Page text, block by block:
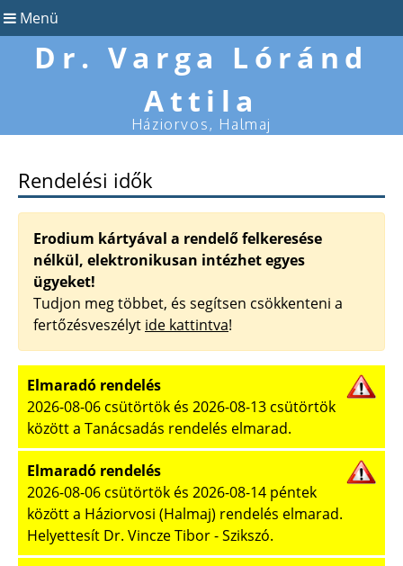
Menü
Dr. Varga Lóránd
Attila
Háziorvos, Halmaj
Rendelési idők
Erodium kártyával a rendelő felkeresése
nélkül, elektronikusan intézhet egyes
ügyeket!
Tudjon meg többet, és segítsen csökkenteni a
fertőzésveszélyt ide kattintva!
Elmaradó rendelés
2026-08-06 csütörtök és 2026-08-13 csütörtök
között a Tanácsadás rendelés elmarad.
Elmaradó rendelés
2026-08-06 csütörtök és 2026-08-14 péntek
között a Háziorvosi (Halmaj) rendelés elmarad.
Helyettesít Dr. Vincze Tibor - Szikszó.